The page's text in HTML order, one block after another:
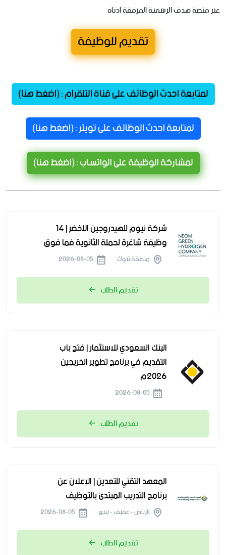
عبرمنصةهدفالرسميةالمرفقةادناه
تقديم للوظيفة
لمتابعة احدث الوظائف على قناة التلقرام : (اضغط هنا)
لمتابعة احدث الوظائف على تويتر : (اضغط هنا)
لمشاركة الوظيفة على الواتساب : (اضغط هنا)
شركة نيوم للهيدروجين الأخضر | 14
وظيفة شاغرة لحملة الثانوية فما فوق
منطقة تبوك
تقديم الطلب
البنك السعودي للاستثمار | فتح باب
التقديم في برنامج تطوير الخريجين
2026م
تقديم الطلب
المعهد التقني للتعدين | الإعلان عن
برنامج التدريب المبتدئ بالتوظيف
الرياض - عفيف - ينبع
تقديم الطلب